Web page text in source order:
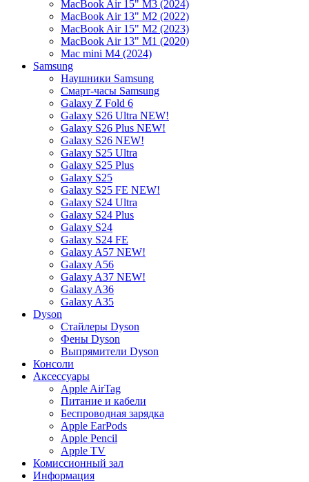
MacBook Air 15" M3 (2024)
MacBook Air 13" M2 (2022)
MacBook Air 15" M2 (2023)
MacBook Air 13" M1 (2020)
Mac mini M4 (2024)
Samsung
Наушники Samsung
Смарт-часы Samsung
Galaxy Z Fold 6
Galaxy S26 Ultra NEW!
Galaxy S26 Plus NEW!
Galaxy S26 NEW!
Galaxy S25 Ultra
Galaxy S25 Plus
Galaxy S25
Galaxy S25 FE NEW!
Galaxy S24 Ultra
Galaxy S24 Plus
Galaxy S24
Galaxy S24 FE
Galaxy A57 NEW!
Galaxy A56
Galaxy A37 NEW!
Galaxy A36
Galaxy A35
Dyson
Стайлеры Dyson
Фены Dyson
Выпрямители Dyson
Консоли
Аксессуары
Apple AirTag
Питание и кабели
Беспроводная зарядка
Apple EarPods
Apple Pencil
Apple TV
Комиссионный зал
Информация